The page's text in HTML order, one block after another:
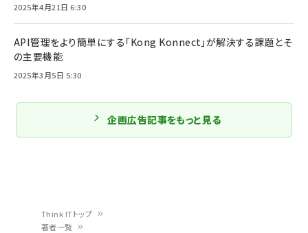
Think ITトップ
著者一覧
2025年4月21日 6:30
API管理をより簡単にする「Kong Konnect」が解決する課題とそ
の主要機能
2025年3月5日 5:30
企画広告記事をもっと見る